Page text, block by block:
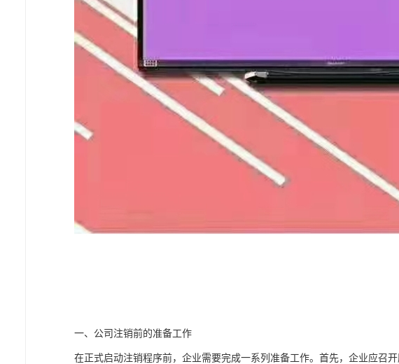
一、公司注销前的准备工作
在正式启动注销程序前，企业需要完成一系列准备工作。首先，企业应召